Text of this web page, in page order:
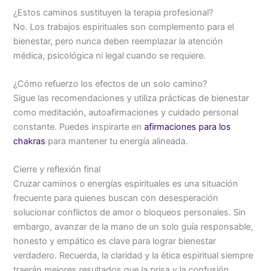
¿Estos caminos sustituyen la terapia profesional?
No. Los trabajos espirituales son complemento para el
bienestar, pero nunca deben reemplazar la atención
médica, psicológica ni legal cuando se requiere.
¿Cómo refuerzo los efectos de un solo camino?
Sigue las recomendaciones y utiliza prácticas de bienestar
como meditación, autoafirmaciones y cuidado personal
constante. Puedes inspirarte enafirmaciones para los
chakras para mantener tu energía alineada.
Cierre y reflexión final
Cruzar caminos o energías espirituales es una situación
frecuente para quienes buscan con desesperación
solucionar conflictos de amor o bloqueos personales. Sin
embargo, avanzar de la mano de un solo guía responsable,
honesto y empático es clave para lograr bienestar
verdadero. Recuerda, la claridad y la ética espiritual siempre